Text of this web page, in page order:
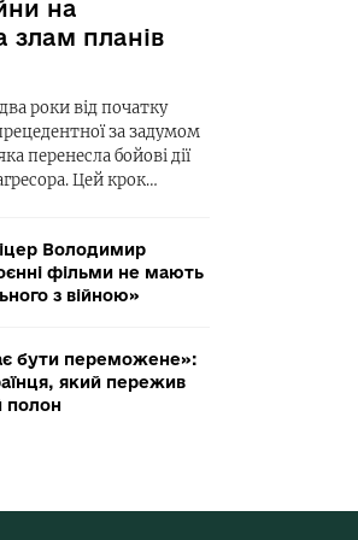
на
злам планів
роки від початку
за задумом
перенесла бойові дії
Цей крок…
Володимир
фільми не мають
з війною»
бути переможене»:
який пережив
полон